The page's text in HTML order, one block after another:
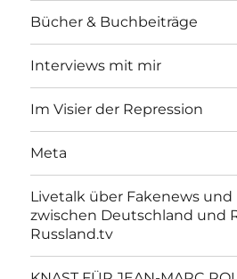
Bücher & Buchbeiträge
Interviews mit mir
Im Visier der Repression
Meta
Livetalk über Fakenews
zwischen Deutschland und
Russland.tv